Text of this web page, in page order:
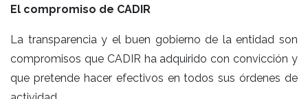
El compromiso de CADIR
La transparencia y el buen gobierno de la entidad son
compromisos que CADIR ha adquirido con convicción y
que pretende hacer efectivos en todos sus órdenes de